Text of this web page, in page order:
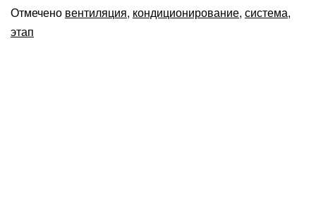
Отмечено вентиляция, кондиционирование, система,
этап